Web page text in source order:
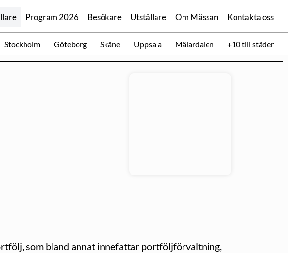
Program 2026 Besökare Utställare Om Mässan Kontakta oss
Stockholm Göteborg Skåne Uppsala Mälardalen +10 till städer
som bland annat innefattar portföljförvaltning,